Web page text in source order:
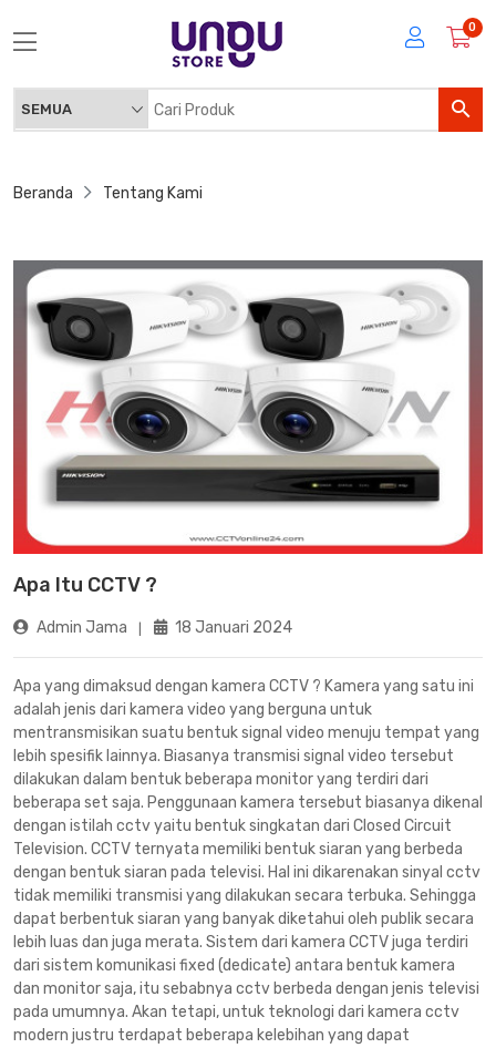
0
Beranda Tentang Kami
Apa Itu CCTV ?
Admin Jama 18 Januari 2024
Apa yang dimaksud dengan kamera CCTV ? Kamera yang satu ini
adalah jenis dari kamera video yang berguna untuk
mentransmisikan suatu bentuk signal video menuju tempat yang
lebih spesifik lainnya. Biasanya transmisi signal video tersebut
dilakukan dalam bentuk beberapa monitor yang terdiri dari
beberapa set saja. Penggunaan kamera tersebut biasanya dikenal
dengan istilah cctv yaitu bentuk singkatan dari Closed Circuit
Television. CCTV ternyata memiliki bentuk siaran yang berbeda
dengan bentuk siaran pada televisi. Hal ini dikarenakan sinyal cctv
tidak memiliki transmisi yang dilakukan secara terbuka. Sehingga
dapat berbentuk siaran yang banyak diketahui oleh publik secara
lebih luas dan juga merata. Sistem dari kamera CCTV juga terdiri
dari sistem komunikasi fixed (dedicate) antara bentuk kamera
dan monitor saja, itu sebabnya cctv berbeda dengan jenis televisi
pada umumnya. Akan tetapi, untuk teknologi dari kamera cctv
modern justru terdapat beberapa kelebihan yang dapat